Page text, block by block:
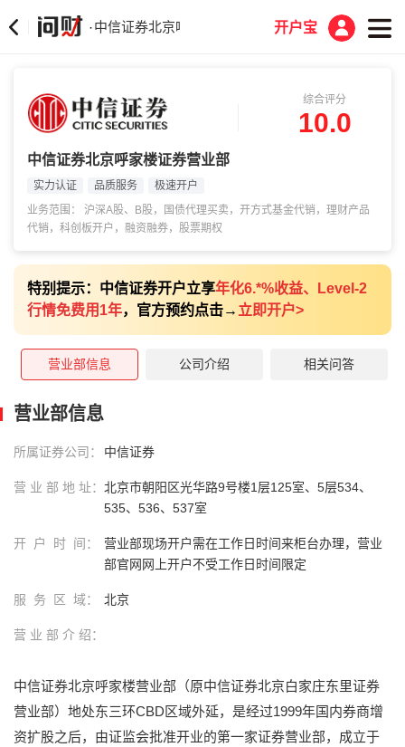
·中信证券北京呼家楼证券营业部开户宝
综合评分
10.0
中信证券北京呼家楼证券营业部
实力认证 品质服务
极速开户
业务范围： 沪深A股、B股，国债代理买卖，开方式基金代销，理财产品
代销，科创板开户，融资融券，股票期权
特别提示：中信证券开户立享年化6.*%收益、Level-2
行情免费用1年，官方预约点击→ 立即开户>
营业部信息 公司介绍 相关问答
营业部信息
所属证券公司： 中信证券
营 业 部 地 址： 北京市朝阳区光华路9号楼1层125室、5层534、
535、536、537室
开 户 时 间：
营业部现场开户需在工作日时间来柜台办理，营业
部官网网上开户不受工作日时间限定
服 务 区 域： 北京
营 业 部 介 绍：
中信证券北京呼家楼营业部（原中信证券北京白家庄东里证券
营业部）地处东三环CBD区域外延，是经过1999年国内券商增
资扩股之后，由证监会批准开业的第一家证券营业部，成立于